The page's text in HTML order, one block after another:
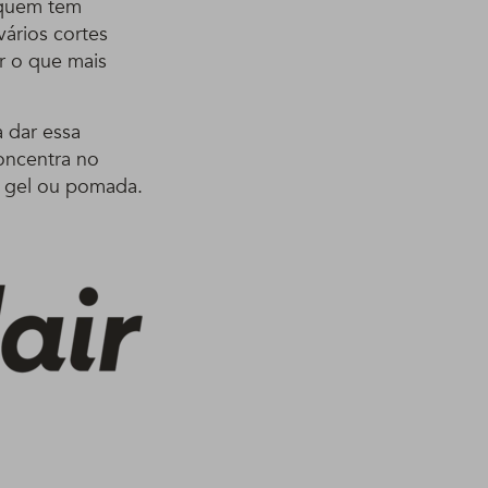
tem
cortes
o que mais
essa
no
ou pomada.